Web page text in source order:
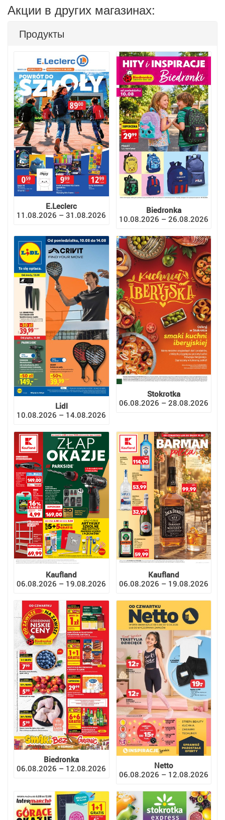
Акции в других магазинах:
Продукты
E.Leclerc
11.08.2026 – 31.08.2026
Biedronka
10.08.2026 – 26.08.2026
Lidl
10.08.2026 – 14.08.2026
Stokrotka
06.08.2026 – 28.08.2026
Kaufland
06.08.2026 – 19.08.2026
Kaufland
06.08.2026 – 19.08.2026
Biedronka
06.08.2026 – 12.08.2026
Netto
06.08.2026 – 12.08.2026